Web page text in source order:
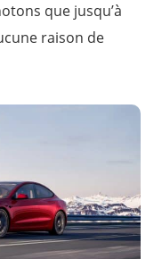
que jusqu’à
raison de